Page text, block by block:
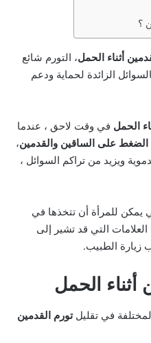
؟
أثناء الحمل، التورم شائع
الزائدة لحماية ودعم
الحمل في وقت لاحق ، عندما
الضغط على الساقين والقدمين،
ويزيد من تراكم السوائل ،
يمكن للمرأة أن تتخذها في
العلامات التي قد تشير إلى
الطبيب.
أثناء الحمل
في تقليلتورم القدمين